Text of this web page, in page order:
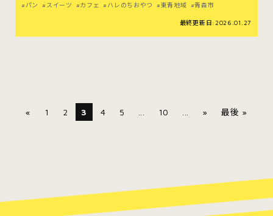
パン スイーツ カフェ ハレのちおやつ 東青地域 青森市
最終更新日:2026.01.27
« 1 2 3 4 5 10 » 最後 »